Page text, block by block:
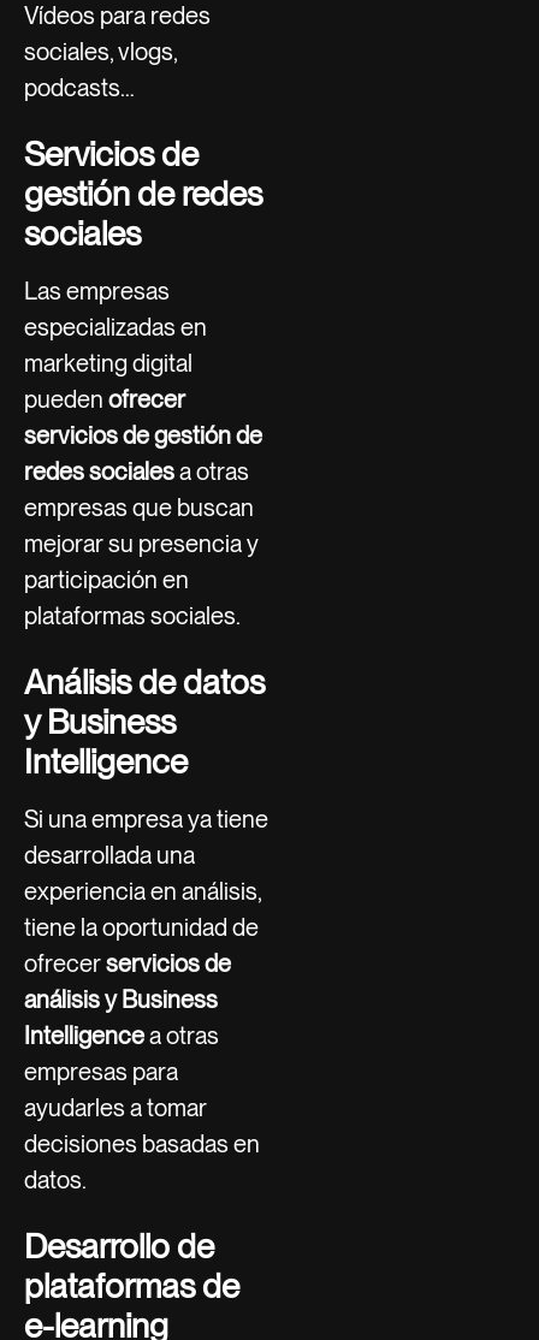
Vídeos para redes
sociales, vlogs,
podcasts…
Servicios de
gestión de redes
sociales
Las empresas
especializadas en
marketing digital
pueden ofrecer
servicios de gestión de
redes socialesa otras
empresas que buscan
mejorar su presencia y
participación en
plataformas sociales.
Análisis de datos
y Business
Intelligence
Si una empresa ya tiene
desarrollada una
experiencia en análisis,
tiene la oportunidad de
ofrecerservicios de
análisis y Business
Intelligencea otras
empresas para
ayudarles a tomar
decisiones basadas en
datos.
Desarrollo de
plataformas de
e-learning